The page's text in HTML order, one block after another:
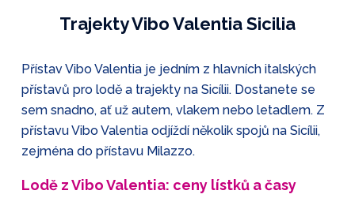
Trajekty Vibo Valentia Sicilia
Přístav Vibo Valentia je jedním z hlavních italských
přístavů pro lodě a trajekty na Sicílii. Dostanete se
sem snadno, ať už autem, vlakem nebo letadlem. Z
přístavu Vibo Valentia odjíždí několik spojů na Sicílii,
zejména do přístavu Milazzo.
Lodě z Vibo Valentia: ceny lístků a časy